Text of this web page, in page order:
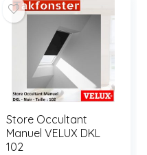
Store Occultant
Manuel VELUX DKL
102